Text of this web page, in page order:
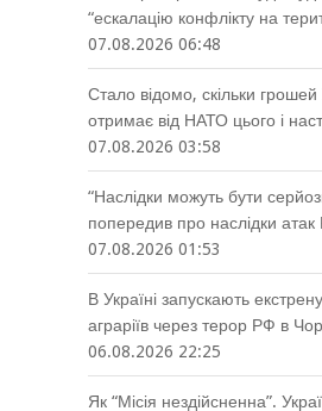
“ескалацію конфлікту на
07.08.2026 06:48
Стало відомо, скільки грошей
отримає від НАТО цього і
07.08.2026 03:58
“Наслідки можуть бути
попередив про наслідки атак
07.08.2026 01:53
В Україні запускають
аграріїв через терор РФ в
06.08.2026 22:25
Як “Місія нездійсненна”.